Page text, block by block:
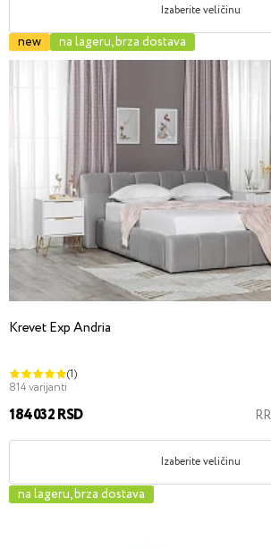
Izaberite veličinu
new na lageru, brza dostava
Krevet Exp Andria
(1)
814 varijanti
184032 RSD
Izaberite veličinu
na lageru, brza dostava